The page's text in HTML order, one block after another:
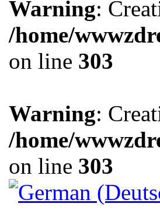
Warning:
/home/
on line 303
Warning:
/home/
on line 303